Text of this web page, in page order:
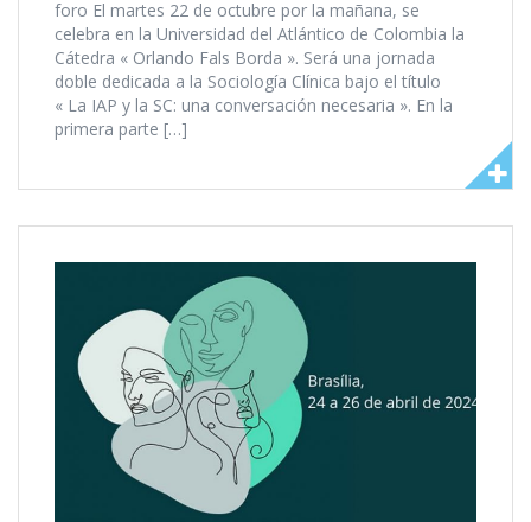
foro El martes 22 de octubre por la mañana, se
celebra en la Universidad del Atlántico de Colombia la
Cátedra « Orlando Fals Borda ». Será una jornada
doble dedicada a la Sociología Clínica bajo el título
« La IAP y la SC: una conversación necesaria ». En la
primera parte […]